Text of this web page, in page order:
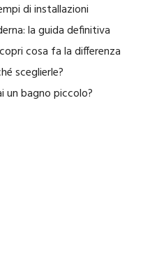
di installazioni
la guida definitiva
cosa fa la differenza
sceglierle?
un bagno piccolo?